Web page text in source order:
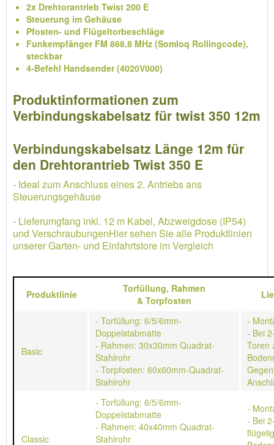
2x Drehtorantrieb Twist 200 E
Steuerung im Gehäuse
Pfosten- und Flügeltorbeschläge
Funkempfänger FM 868,8 MHz (Somloq Rollingcode),
steckbar
4-Befehl Handsender (4020V000)
Produktinformationen zum
Verbindungskabelsatz für twist 350 12m
Verbindungskabelsatz Länge 12m für
den Drehtorantrieb Twist 350 E
- Ideal zum Anschluss eines 2. Antriebs ans
Steuerungsgehäuse
- Lieferumgfang inkl. 12 m Kabel, Abzweigdose (IP54)
und VerschraubungenHier sehen Sie alle Produktlinien
unserer Garten- und Einfahrtstore im Vergleich
Produktlinie Torfüllung, Rahmen
& Torpfosten
Basic
- Torfüllung: 6/5/6mm-
Doppelstabmatte
- Rahmen: 30x30mm Quadrat-
Stahlrohr
- Torpfosten: 60x60mm-Quadrat-
Stahlrohr
-
- Bei
Toren
Classic
- Torfüllung: 6/5/6mm-
Doppelstabmatte
- Rahmen: 40x40mm Quadrat-
Stahlrohr
-
- Bei